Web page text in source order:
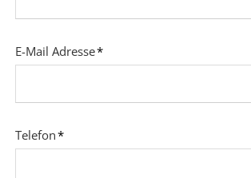
Pflichtfeld
E-Mail Adresse*
Pflichtfeld
Telefon*